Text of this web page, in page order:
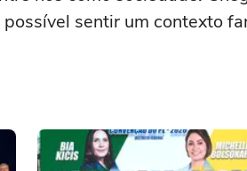
sentir um contexto